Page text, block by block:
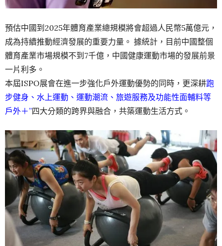
預估中國到2025年體育產業總規模將會超過人民幣5萬億元，
成為持續推動經濟發展的重要力量。 據統計，目前中國整個
體育產業市場規模不到7千億，中國健康運動市場的發展前景
一片利多。
本屆ISPO展會在進一步強化戶外運動優勢的同時，更深耕跑
步健身、水上運動、運動潮流、旅遊服務及功能性面輔料等
戶外＋”四大分類的跨界與融合，共築運動生活方式。